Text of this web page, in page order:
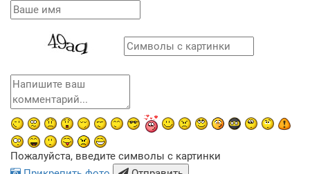
Пожалуйста, введите символы с картинки